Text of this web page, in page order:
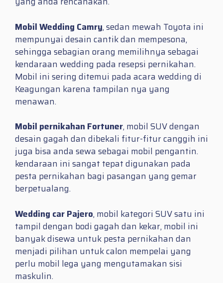
Mobil Wedding Camry, sedan mewah Toyota ini
mempunyai desain cantik dan mempesona,
sehingga sebagian orang memilihnya sebagai
kendaraan wedding pada resepsi pernikahan.
Mobil ini sering ditemui pada acara wedding di
Keagungan karena tampilan nya yang
menawan.
Mobil pernikahan Fortuner, mobil SUV dengan
desain gagah dan dibekali fitur-fitur canggih ini
juga bisa anda sewa sebagai mobil pengantin.
kendaraan ini sangat tepat digunakan pada
pesta pernikahan bagi pasangan yang gemar
berpetualang.
Wedding car Pajero, mobil kategori SUV satu ini
tampil dengan bodi gagah dan kekar, mobil ini
banyak disewa untuk pesta pernikahan dan
menjadi pilihan untuk calon mempelai yang
perlu mobil lega yang mengutamakan sisi
maskulin.